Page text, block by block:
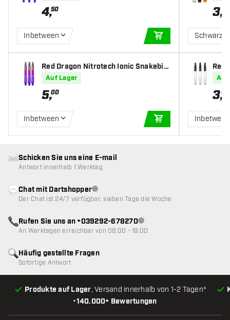
4,50
Inbetween
IN DEN
Red Dragon Nitrotech Ionic Snakebit
e Purple Dipped - Dart Shafts
Auf Lager
5,00
Inbetween
IN DEN
3,75
Schwarz
Red
afts
Auf
3,45
Inbetween
•140.000+ Bewertungen
Produkte auf Lager, Versand innerhalb von 1-2 Tagen*
Häufig gestellte Fragen
Sofortige Antwort
Schicken Sie uns eine E-mail
Antwort innerhalb 1 Werktag
Chat mit DartshopperKundenservice nicht verfügbar
Der Chat ist 24/7 verfügbar, sieben Tage die Woche
Rufen Sie uns an +039292-678270Kundenservice nicht
An Werktagen erreichbar von 08:00 - 19:00